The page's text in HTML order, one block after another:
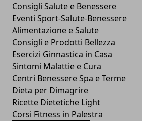
Consigli Salute e Benessere
Eventi Sport-Salute-Benessere
Alimentazione e Salute
Consigli e Prodotti Bellezza
Esercizi Ginnastica in Casa
Sintomi Malattie e Cura
Centri Benessere Spa e Terme
Dieta per Dimagrire
Ricette Dietetiche Light
Corsi Fitness in Palestra